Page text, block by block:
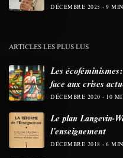
DÉCEMBRE 2025 9
ARTICLES LES PLUS LUS
Les
face aux crises
DÉCEMBRE 2020 10
Le plan Langevin-
l’enseignement
DÉCEMBRE 2018 6